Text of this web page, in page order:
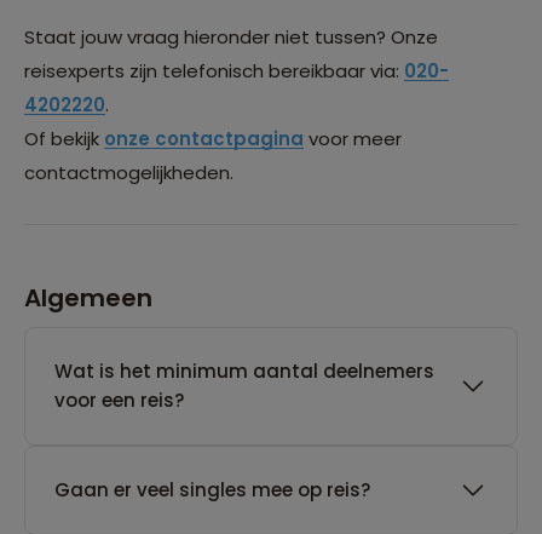
Staat jouw vraag hieronder niet tussen? Onze
reisexperts zijn telefonisch bereikbaar via: 020-
4202220.
Of bekijk onze contactpagina voor meer
contactmogelijkheden.
Algemeen
Wat is het minimum aantal deelnemers
voor een reis?
Gaan er veel singles mee op reis?